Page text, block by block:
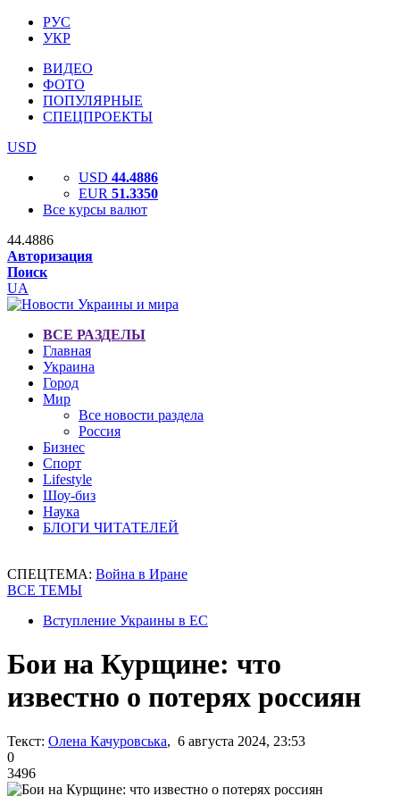
РУС
УКР
ВИДЕО
ФОТО
ПОПУЛЯРНЫЕ
СПЕЦПРОЕКТЫ
USD
USD 44.4886
EUR 51.3350
Все курсы валют
44.4886
Авторизация
Поиск
UA
ВСЕ РАЗДЕЛЫ
Главная
Украина
Город
Мир
Все новости раздела
Россия
Бизнес
Спорт
Lifestyle
Шоу-биз
Наука
БЛОГИ ЧИТАТЕЛЕЙ
СПЕЦТЕМА: Война в Иране
ВСЕ ТЕМЫ
Вступление Украины в ЕС
Бои на Курщине: что
известно о потерях россиян
Текст: Олена Качуровська, 6 августа 2024, 23:53
0
3496